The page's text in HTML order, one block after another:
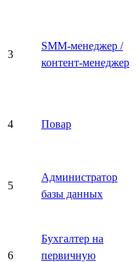
3
SMM-менеджер /
контент-менеджер
4 Повар
5
Администратор
базы данных
6
Бухгалтер на
первичную